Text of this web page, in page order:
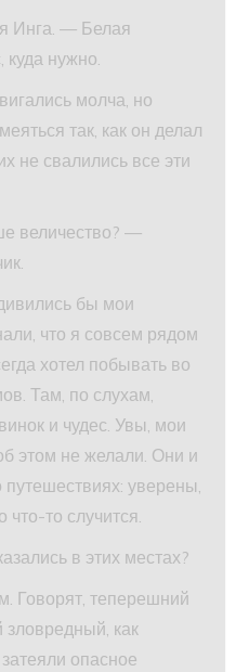
Инга. — Белая
куда нужно.
молча, но
так, как он делал
не свалились все эти
величество? —
бы мои
что я совсем рядом
хотел побывать во
Там, по слухам,
и чудес. Увы, мои
этом не желали. Они и
уверены,
то случится.
в этих местах?
Говорят, теперешний
зловредный, как
опасное